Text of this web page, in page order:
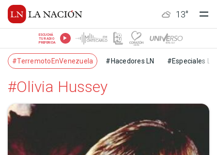
13°
ESCUCHÁ
TU RADIO
PREFERIDA
#TerremotoEnVenezuela #Hacedores LN #Especiales LN
#Olivia Hussey